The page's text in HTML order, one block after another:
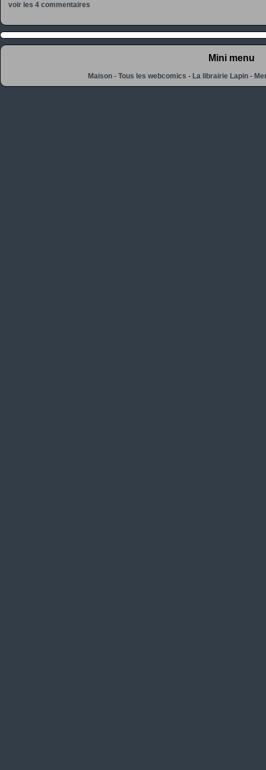
voir les 4 commentaires
Mini menu
Maison -Tous les webcomics -La librairie Lapin -